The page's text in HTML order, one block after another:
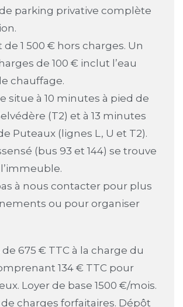
parking privative complète
de 1 500 € hors charges. Un
de 100 € inclut l’eau
chauffage.
situe à 10 minutes à pied de
(T2) et à 13 minutes
Puteaux (lignes L, U et T2).
(bus 93 et 144) se trouve
à nous contacter pour plus
ou pour organiser
675 € TTC à la charge du
134 € TTC pour
Loyer de base 1500 €/mois.
charges forfaitaires. Dépôt